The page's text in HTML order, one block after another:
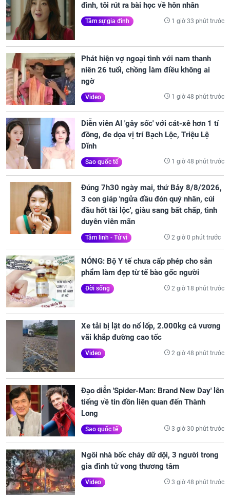
đình, tôi rút ra bài học về hôn nhân
Tâm sự gia đình 1 giờ 33 phút trước
Phát hiện vợ ngoại tình với nam thanh
niên 26 tuổi, chồng làm điều không ai
ngờ
Video 1 giờ 48 phút trước
Diễn viên AI 'gây sốc' với cát-xê hơn 1 tỉ
đồng, đe dọa vị trí Bạch Lộc, Triệu Lệ
Dĩnh
Sao quốc tế 1 giờ 48 phút trước
Đúng 7h30 ngày mai, thứ Bảy 8/8/2026,
3 con giáp 'ngửa đầu đón quý nhân, cúi
đầu hốt tài lộc', giàu sang bất chấp, tình
duyên viên mãn
Tâm linh - Tử vi 2 giờ 0 phút trước
NÓNG: Bộ Y tế chưa cấp phép cho sản
phẩm làm đẹp từ tế bào gốc người
Đời sống 2 giờ 18 phút trước
Xe tải bị lật do nổ lốp, 2.000kg cá vương
vãi khắp đường cao tốc
Video 2 giờ 48 phút trước
Đạo diễn 'Spider-Man: Brand New Day' lên
tiếng về tin đồn liên quan đến Thành
Long
Sao quốc tế 3 giờ 30 phút trước
Ngôi nhà bốc cháy dữ dội, 3 người trong
gia đình tử vong thương tâm
Video 3 giờ 48 phút trước